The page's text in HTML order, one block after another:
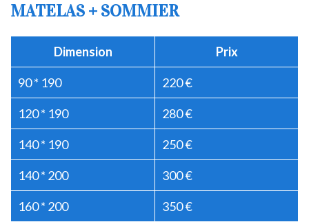
MATELAS + SOMMIER
Dimension Prix
90 * 190 220 €
120 * 190 280 €
140 * 190 250 €
140 * 200 300 €
160 * 200 350 €